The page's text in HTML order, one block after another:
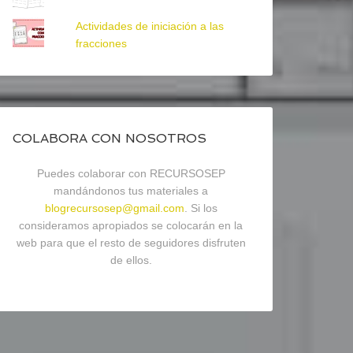
Actividades de iniciación a las
fracciones
COLABORA CON NOSOTROS
Puedes colaborar con RECURSOSEP
mandándonos tus materiales a
blogrecursosep@gmail.com . Si los
consideramos apropiados se colocarán en la
web para que el resto de seguidores disfruten
de ellos.